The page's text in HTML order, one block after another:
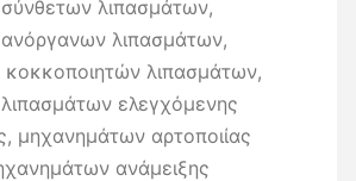
λιπασμάτων,
λιπασμάτων,
κοκκοποιητών λιπασμάτων,
ελεγχόμενης
μηχανημάτων αρτοποιίας
ανάμειξης